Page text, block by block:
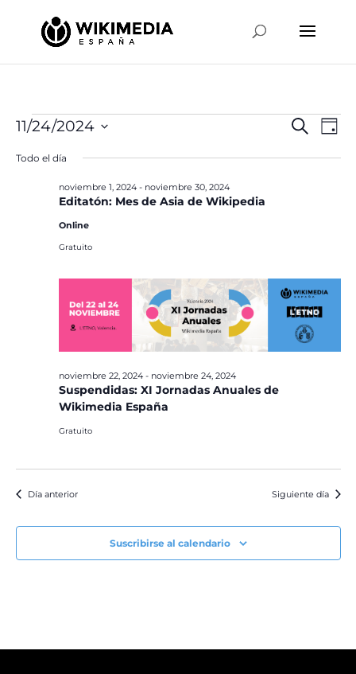
Eventos
en
2024
Buscar
de
Día
11/24/2024
la
Todo el día
Editatón: Mes de Asia de Wikipedia
noviembre 1, 2024- noviembre 30, 2024
Online
Gratuito
Suspendidas: XI Jornadas Anuales de
Wikimedia España
noviembre 22, 2024- noviembre 24, 2024
Gratuito
Día anterior Siguiente día
Suscribirse al calendario